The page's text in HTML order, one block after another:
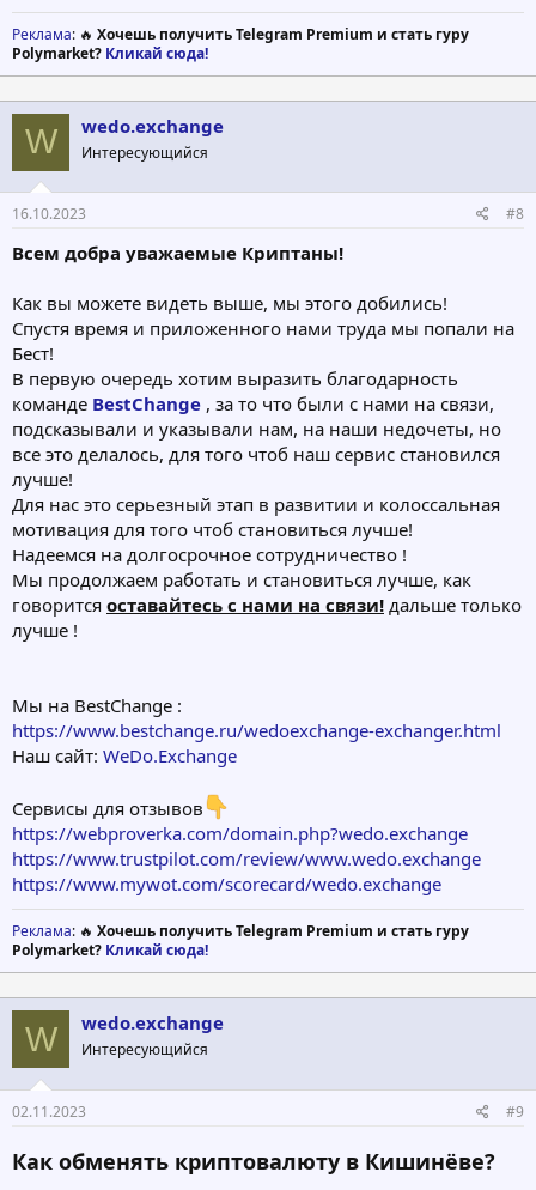
Реклама: 🔥 Хочешь получить Telegram Premium и стать гуру
Polymarket? Кликай сюда!
W wedo.exchange
Интересующийся
16.10.2023 #8
Всем добра уважаемые Криптаны!
Как вы можете видеть выше, мы этого добились!
Спустя время и приложенного нами труда мы попали на
Бест!
В первую очередь хотим выразить благодарность
команде BestChange , за то что были с нами на связи,
подсказывали и указывали нам, на наши недочеты, но
все это делалось, для того чтоб наш сервис становился
лучше!
Для нас это серьезный этап в развитии и колоссальная
мотивация для того чтоб становиться лучше!
Надеемся на долгосрочное сотрудничество !
Мы продолжаем работать и становиться лучше, как
говорится оставайтесь с нами на связи! дальше только
лучше !
Мы на BestChange :
https://www.bestchange.ru/wedoexchange-exchanger.html
Наш сайт: WeDo.Exchange
Сервисы для отзывов
https://webproverka.com/domain.php?wedo.exchange
https://www.trustpilot.com/review/www.wedo.exchange
https://www.mywot.com/scorecard/wedo.exchange
Реклама: 🔥 Хочешь получить Telegram Premium и стать гуру
Polymarket? Кликай сюда!
W wedo.exchange
Интересующийся
02.11.2023 #9
Как обменять криптовалюту в Кишинёве?